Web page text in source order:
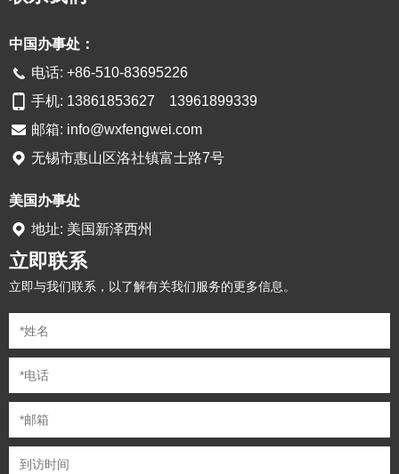
中国办事处：
电话: +86-510-83695226
手机: 13861853627 13961899339
邮箱: info@wxfengwei.com
无锡市惠山区洛社镇富士路7号
美国办事处
地址: 美国新泽西州
立即联系
立即与我们联系，以了解有关我们服务的更多信息。